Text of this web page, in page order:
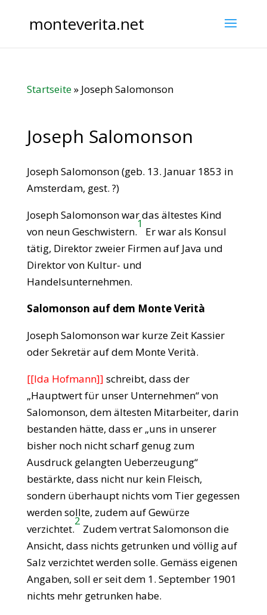
monteverita.net
Startseite» Joseph Salomonson
Joseph Salomonson
Joseph Salomonson (geb. 13. Januar 1853 in
Amsterdam, gest. ?)
Joseph Salomonson war das ältestes Kind
von neun Geschwistern.
1
Er war als Konsul
tätig, Direktor zweier Firmen auf Java und
Direktor von Kultur- und
Handelsunternehmen.
Salomonson auf dem Monte Verità
Joseph Salomonson war kurze Zeit Kassier
oder Sekretär auf dem Monte Verità.
[[Ida Hofmann]] schreibt, dass der
„Hauptwert für unser Unternehmen“ von
Salomonson, dem ältesten Mitarbeiter, darin
bestanden hätte, dass er „uns in unserer
bisher noch nicht scharf genug zum
Ausdruck gelangten Ueberzeugung“
bestärkte, dass nicht nur kein Fleisch,
sondern überhaupt nichts vom Tier gegessen
werden sollte, zudem auf Gewürze
verzichtet.
2
Zudem vertrat Salomonson die
Ansicht, dass nichts getrunken und völlig auf
Salz verzichtet werden solle. Gemäss eigenen
Angaben, soll er seit dem 1. September 1901
nichts mehr getrunken habe.